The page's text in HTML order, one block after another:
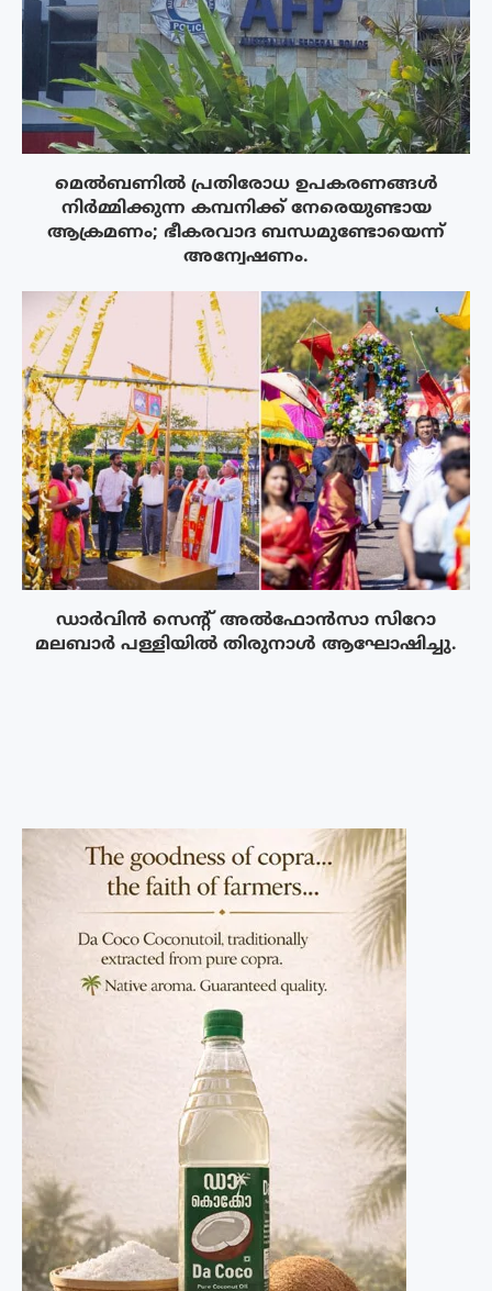
മെൽബണിൽ പ്രതിരോധ ഉപകരണങ്ങൾ
നിർമ്മിക്കുന്ന കമ്പനിക്ക് നേരെയുണ്ടായ
ആക്രമണം; ഭീകരവാദ ബന്ധമുണ്ടോയെന്ന്
അന്വേഷണം.
ഡാർവിൻ സെന്റ് അൽഫോൻസാ സിറോ
മലബാർ പള്ളിയിൽ തിരുനാൾ ആഘോഷിച്ചു.